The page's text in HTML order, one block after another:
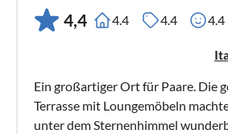
4,4 4.4 4.4 4.4
Ein großartiger Ort für Paare. Die
Terrasse mit Loungemöbeln
unter dem Sternenhimmel